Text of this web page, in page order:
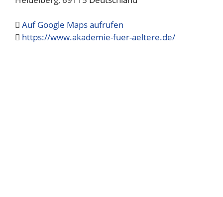
Auf Google Maps aufrufen
https://www.akademie-fuer-aeltere.de/